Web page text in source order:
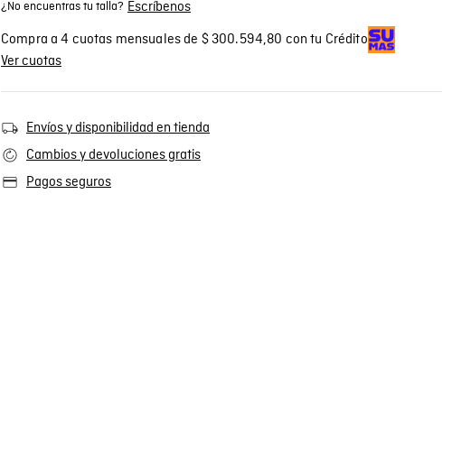
¿No encuentras tu talla? Escríbenos
Compra a 4 cuotas mensuales de $ 300.594,80 con tu Crédito
Ver cuotas
Envíos y disponibilidad en tienda
Cambios y devoluciones gratis
Pagos seguros